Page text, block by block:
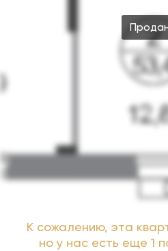
К сожалению, эта
но у нас есть еще 1